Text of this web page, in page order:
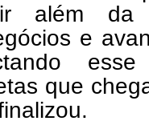
ir além da
e
que